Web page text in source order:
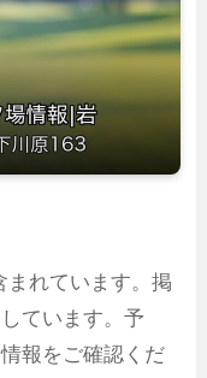
まれています。掲
ています。予
報をご確認くだ